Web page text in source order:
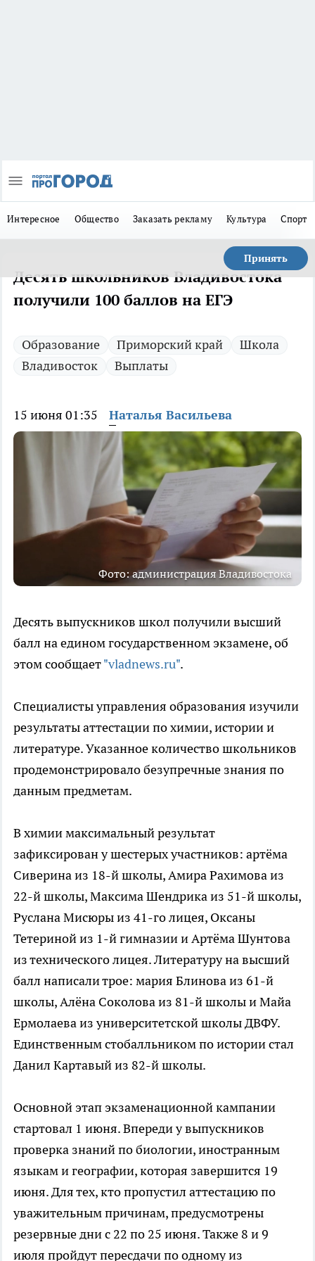
Интересное Общество Заказать рекламу Культура Спорт
Принять
Десять школьников Владивостока
получили 100 баллов на ЕГЭ
Образование Приморский край
Школа
Владивосток
Выплаты
15 июня 01:35 Наталья Васильева
Фото: администрация Владивостока
Десять выпускников школ получили высший
балл на едином государственном экзамене, об
этом сообщает"vladnews.ru".
Специалисты управления образования изучили
результаты аттестации по химии, истории и
литературе. Указанное количество школьников
продемонстрировало безупречные знания по
данным предметам.
В химии максимальный результат
зафиксирован у шестерых участников: артёма
Сиверина из 18-й школы, Амира Рахимова из
22-й школы, Максима Шендрика из 51-й школы,
Руслана Мисюры из 41-го лицея, Оксаны
Тетериной из 1-й гимназии и Артёма Шунтова
из технического лицея. Литературу на высший
балл написали трое: мария Блинова из 61-й
школы, Алёна Соколова из 81-й школы и Майа
Ермолаева из университетской школы ДВФУ.
Единственным стобалльником по истории стал
Данил Картавый из 82-й школы.
Основной этап экзаменационной кампании
стартовал 1 июня. Впереди у выпускников
проверка знаний по биологии, иностранным
языкам и географии, которая завершится 19
июня. Для тех, кто пропустил аттестацию по
уважительным причинам, предусмотрены
резервные дни с 22 по 25 июня. Также 8 и 9
июля пройдут пересдачи по одному из